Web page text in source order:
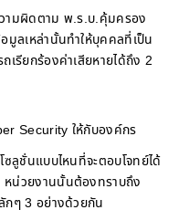
ามผิดตาม พ.ร.บ.คุ้มครอง
ลเหล่านั้นทำให้บุคคลที่เป็น
เรียกร้องค่าเสียหายได้ถึง 2
Security ให้กับองค์กร
ลูชั่นแบบไหนที่จะตอบโจทย์ได้
น่วยงานนั้นต้องทราบถึง
กๆ 3 อย่างด้วยกัน